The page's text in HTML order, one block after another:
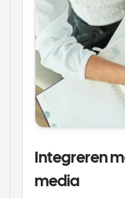
Integreren
media